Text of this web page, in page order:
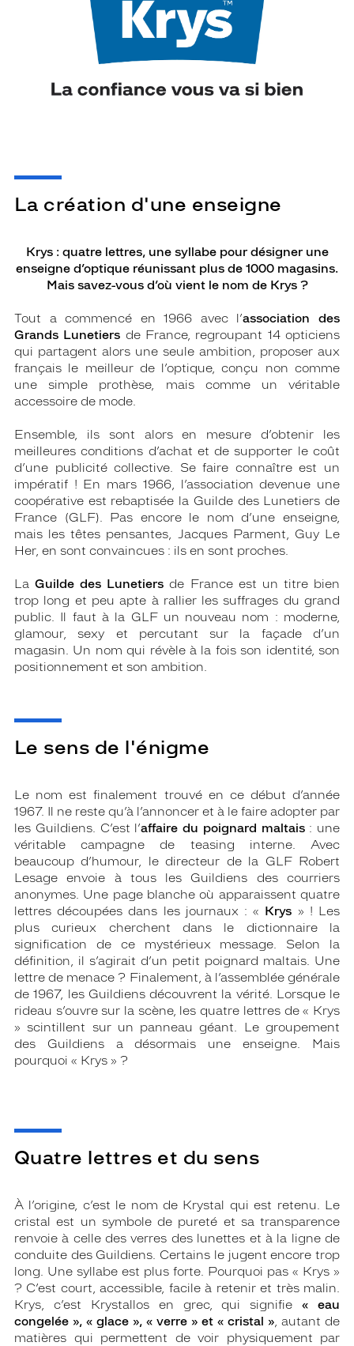
La création d'une enseigne
Krys : quatre lettres, une syllabe pour désigner une
enseigne d’optique réunissant plus de 1000 magasins.
Mais savez-vous d’où vient le nom de Krys ?
Tout a commencé en 1966 avec l’association des
Grands Lunetiers de France, regroupant 14 opticiens
qui partagent alors une seule ambition, proposer aux
français le meilleur de l’optique, conçu non comme
une simple prothèse, mais comme un véritable
accessoire de mode.
Ensemble, ils sont alors en mesure d’obtenir les
meilleures conditions d’achat et de supporter le coût
d’une publicité collective. Se faire connaître est un
impératif ! En mars 1966, l’association devenue une
coopérative est rebaptisée la Guilde des Lunetiers de
France (GLF). Pas encore le nom d’une enseigne,
mais les têtes pensantes, Jacques Parment, Guy Le
Her, en sont convaincues : ils en sont proches.
La Guilde des Lunetiers de France est un titre bien
trop long et peu apte à rallier les suffrages du grand
public. Il faut à la GLF un nouveau nom : moderne,
glamour, sexy et percutant sur la façade d’un
magasin. Un nom qui révèle à la fois son identité, son
positionnement et son ambition.
Le sens de l'énigme
Le nom est finalement trouvé en ce début d’année
1967. Il ne reste qu’à l’annoncer et à le faire adopter par
les Guildiens. C’est l’affaire du poignard maltais: une
véritable campagne de teasing interne. Avec
beaucoup d’humour, le directeur de la GLF Robert
Lesage envoie à tous les Guildiens des courriers
anonymes. Une page blanche où apparaissent quatre
lettres découpées dans les journaux : « Krys » ! Les
plus curieux cherchent dans le dictionnaire la
signification de ce mystérieux message. Selon la
définition, il s’agirait d’un petit poignard maltais. Une
lettre de menace ? Finalement, à l’assemblée générale
de 1967, les Guildiens découvrent la vérité. Lorsque le
rideau s’ouvre sur la scène, les quatre lettres de « Krys
» scintillent sur un panneau géant. Le groupement
des Guildiens a désormais une enseigne. Mais
pourquoi « Krys » ?
Quatre lettres et du sens
À l’origine, c’est le nom de Krystal qui est retenu. Le
cristal est un symbole de pureté et sa transparence
renvoie à celle des verres des lunettes et à la ligne de
conduite des Guildiens. Certains le jugent encore trop
long. Une syllabe est plus forte. Pourquoi pas « Krys »
? C’est court, accessible, facile à retenir et très malin.
Krys, c’est Krystallos en grec, qui signifie « eau
congelée », « glace », « verre » et « cristal », autant de
matières qui permettent de voir physiquement par